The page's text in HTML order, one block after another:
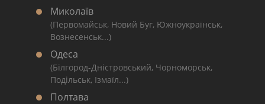
Миколаїв
(Первомайськ, Новий Буг, Южноукраїнськ,
Вознесенськ...)
Одеса
(Білгород-Дністровський, Чорноморськ,
Подільськ, Ізмаїл...)
Полтава